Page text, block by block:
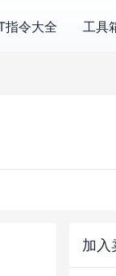
指令大全 工具
加入